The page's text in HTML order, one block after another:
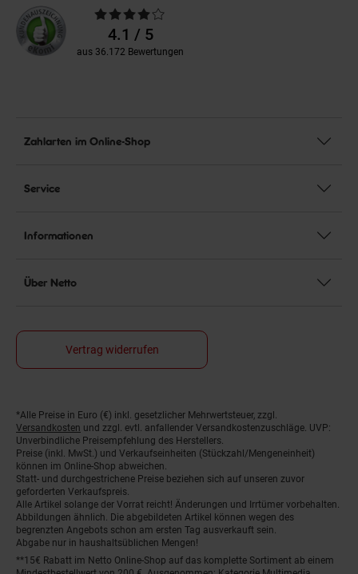
Durchschnittliche
Bewertungen4.1 / 5
aus 36.172 Bewertungen
Zahlarten im Online-Shop
Service
Informationen
Über Netto
Vertrag widerrufen
Fußnoten
*Alle Preise in Euro (€) inkl. gesetzlicher Mehrwertsteuer, zzgl.
Versandkosten und zzgl. evtl. anfallender Versandkostenzuschläge. UVP:
Unverbindliche Preisempfehlung des Herstellers.
Preise (inkl. MwSt.) und Verkaufseinheiten (Stückzahl/Mengeneinheit)
können im Online-Shop abweichen.
Statt- und durchgestrichene Preise beziehen sich auf unseren zuvor
geforderten Verkaufspreis.
Alle Artikel solange der Vorrat reicht! Änderungen und Irrtümer vorbehalten.
Abbildungen ähnlich. Die abgebildeten Artikel können wegen des
begrenzten Angebots schon am ersten Tag ausverkauft sein.
Abgabe nur in haushaltsüblichen Mengen!
**15€ Rabatt im Netto Online-Shop auf das komplette Sortiment ab einem